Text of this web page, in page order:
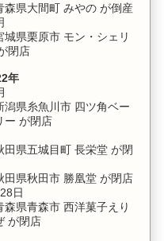
県大間町 みやの が倒産
県栗原市 モン・シェリ
閉店
年
県糸魚川市 四ツ角ベー
ー が閉店
県五城目町 長栄堂 が閉
県秋田市 勝凰堂 が閉店
日
県青森市 西洋菓子えり
が閉店